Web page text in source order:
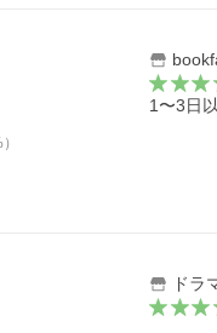
1〜3日
ドラ